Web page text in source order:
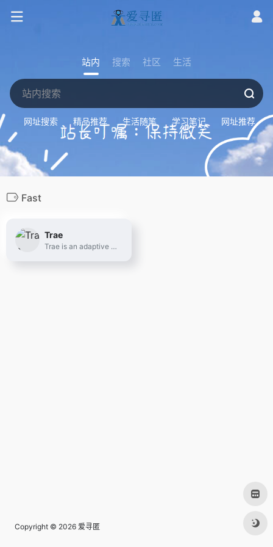
站内 搜索 社区 生活
网址搜索 精品推荐 生活随笔 学习笔记 网址推荐
Fast
Trae
Trae is an adaptive AI IDE that transforms how you work, collaborating with you to run faster.
Copyright © 2026 爱寻匿